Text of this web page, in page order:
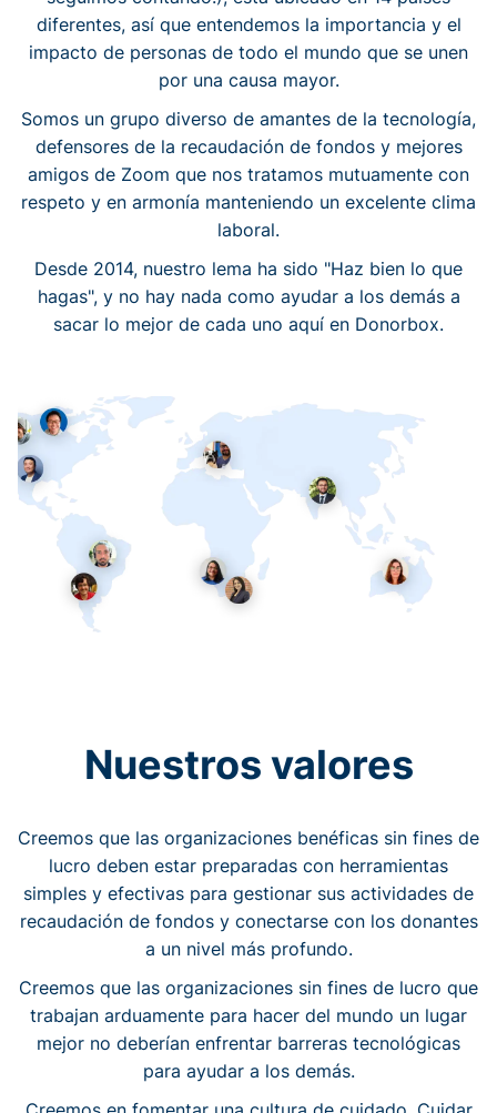
diferentes, así que entendemos la importancia y el
impacto de personas de todo el mundo que se unen
por una causa mayor.
Somos un grupo diverso de amantes de la tecnología,
defensores de la recaudación de fondos y mejores
amigos de Zoom que nos tratamos mutuamente con
respeto y en armonía manteniendo un excelente clima
laboral.
Desde 2014, nuestro lema ha sido "Haz bien lo que
hagas", y no hay nada como ayudar a los demás a
sacar lo mejor de cada uno aquí en Donorbox.
Nuestros valores
Creemos que las organizaciones benéficas sin fines de
lucro deben estar preparadas con herramientas
simples y efectivas para gestionar sus actividades de
recaudación de fondos y conectarse con los donantes
a un nivel más profundo.
Creemos que las organizaciones sin fines de lucro que
trabajan arduamente para hacer del mundo un lugar
mejor no deberían enfrentar barreras tecnológicas
para ayudar a los demás.